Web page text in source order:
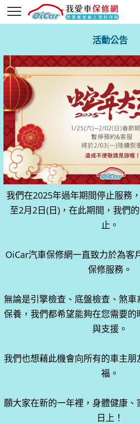
活動公告
我們在2025年過年期間停止服務
至2月2日(日)，在此期間，我們
止。
OiCar汽車保修網一直致力於為客
保修服務。
無論是引擎檢查、底盤檢查、煞
保養，我們都希望能夠在您需要
與支援。
我們也想藉此機會向所有的車主
福。
願大家在新的一年裡，身體健康
日上！